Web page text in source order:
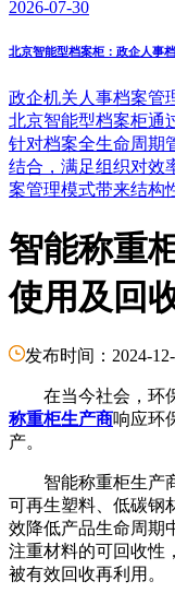
2026-07-30
北京智能型档案柜：政企人事
政企机关人事档案管
北京智能型档案柜通
针对档案全生命周期
结合，满足组织对效
案管理模式带来结构
智能称重
使用及回
发布时间：2024-
在当今社会，环保
称重柜生产商响应环
产。
智能称重柜生产商
可再生塑料、低碳钢
效降低产品生命周期
注重材料的可回收性
被有效回收再利用。